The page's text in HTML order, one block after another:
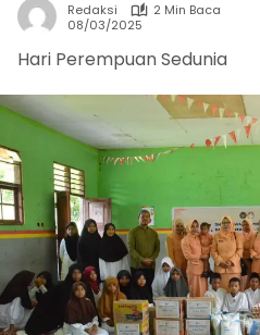
Redaksi
2 Min Baca
08/03/2025
Hari Perempuan Sedunia